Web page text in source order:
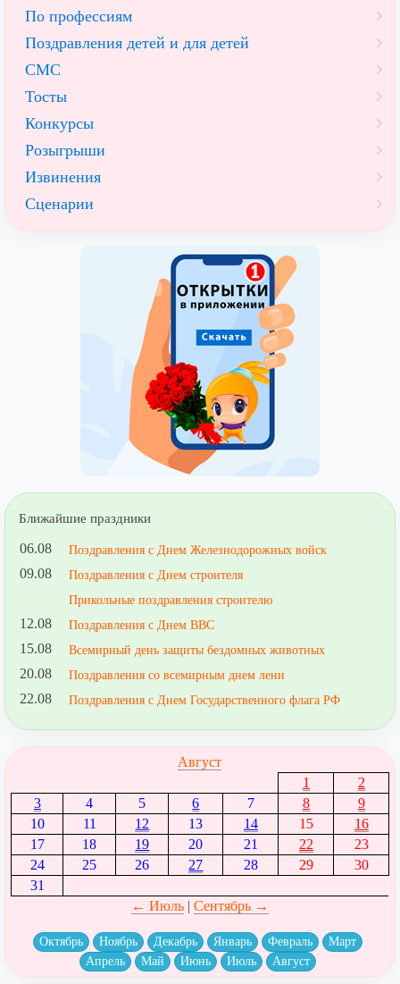
По профессиям
Поздравления детей и для детей
СМС
Тосты
Конкурсы
Розыгрыши
Извинения
Сценарии
Ближайшие праздники
06.08 Поздравления с Днем Железнодорожных войск
09.08
Поздравления с Днем строителя
Прикольные поздравления строителю
12.08 Поздравления с Днем ВВС
15.08 Всемирный день защиты бездомных животных
20.08 Поздравления со всемирным днем лени
22.08 Поздравления с Днем Государственного флага РФ
Август
1
2
3
4 5 6 7 8
9
10
11 12 13 14 15
16
17
18 19 20 21 22
23
24
25 26 27 28 29
30
31
← Июль| Сентябрь →
Октябрь Ноябрь Декабрь Январь Февраль
Март
Апрель
Май Июнь Июль Август